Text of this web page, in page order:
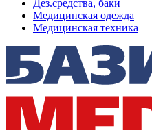
Дез.средства, баки
Медицинская одежда
Медицинская техника